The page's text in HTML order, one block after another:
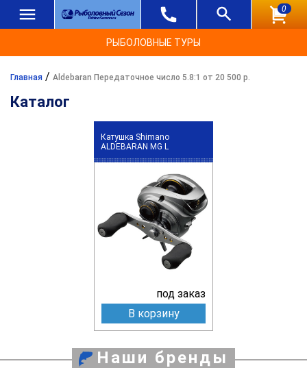
0
РЫБОЛОВНЫЕ ТУРЫ
Главная / Aldebaran Передаточное число 5.8:1 от 20 500 р.
Каталог
Катушка Shimano
ALDEBARAN MG L
под заказ
В корзину
Наши бренды